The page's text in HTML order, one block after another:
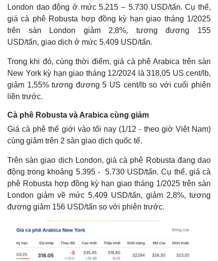
Thế giới
Quan sát
Hồ sơ
Multimedia
E-Magazine
Infographic
London dao động ở mức 5.215 – 5.730 USD/tấn. Cụ thể,
giá cà phê Robusta hợp đồng kỳ hạn giao tháng 1/2025
trên sàn London giảm 2,8%, tương đương 155
USD/tấn, giao dịch ở mức 5.409 USD/tấn.
Trong khi đó, cùng thời điểm, giá cà phê Arabica trên sàn
New York kỳ hạn giao tháng 12/2024 là 318,05 US cent/lb,
giảm 1,55% tương đương 5 US cent/lb so với cuối phiên
liền trước.
Cà phê Robusta và Arabica cùng giảm
Giá cà phê thế giới vào tối nay (1/12 - theo giờ Việt Nam)
cùng giảm trên 2 sàn giao dịch quốc tế.
Trên sàn giao dịch London, giá cà phê Robusta đang dao
động trong khoảng 5.395 - 5.730 USD/tấn. Cụ thể, giá cà
phê Robusta hợp đồng kỳ hạn giao tháng 1/2025 trên sàn
London giảm về mức 5.409 USD/tấn, giảm 2,8%, tương
đương giảm 156 USD/tấn so với phiên trước.